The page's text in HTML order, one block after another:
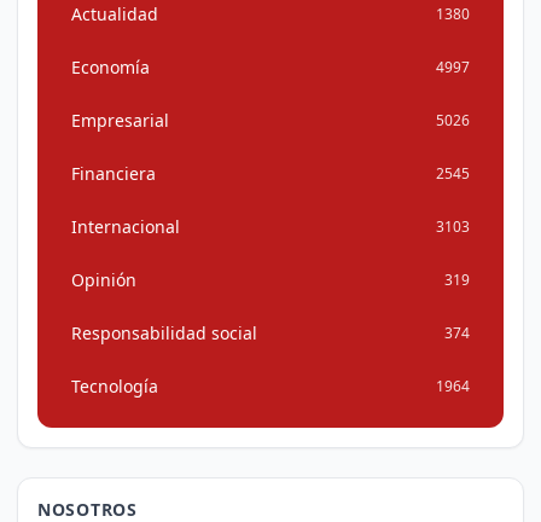
Actualidad 1380
Economía 4997
Empresarial 5026
Financiera 2545
Internacional 3103
Opinión 319
Responsabilidad social 374
Tecnología 1964
NOSOTROS